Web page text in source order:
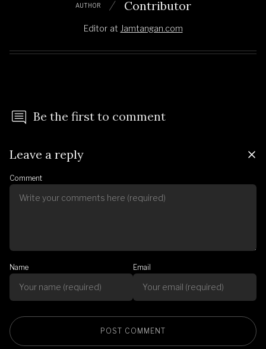
AUTHOR Contributor
Editor at Jamtangan.com
Be the first to comment
Leave a reply
Comment
Name Email